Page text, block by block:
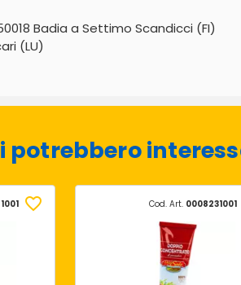
Badia a Settimo Scandicci (FI)
(LU)
potrebbero
Cod. Art. 0008231001